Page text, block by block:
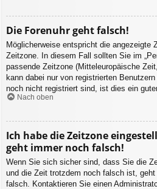
Die Forenuhr geht falsch!
Möglicherweise entspricht die angezeigte
Zeitzone. In diesem Fall sollten Sie im
passende Zeitzone (Mitteleuropäische
kann dabei nur von registrierten
noch nicht registriert sind, ist dies ein
Nach oben
Ich habe die Zeitzone
geht immer noch falsch!
Wenn Sie sich sicher sind, dass Sie die
und die Zeit trotzdem noch falsch ist,
falsch. Kontaktieren Sie einen